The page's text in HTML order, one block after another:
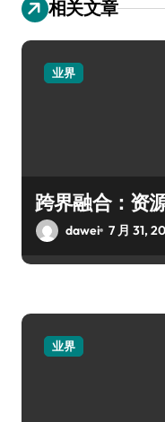
相关文章
业界
跨界融合：资
dawei 7 月 31,
业界